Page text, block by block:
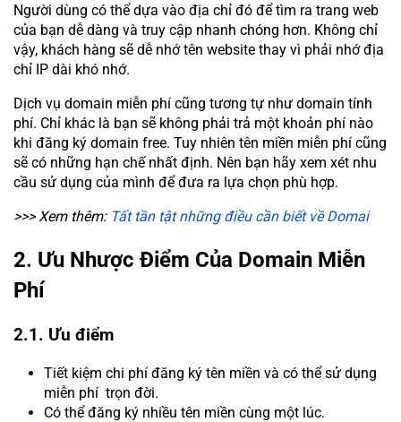
Người dùng có thể dựa vào địa chỉ đó để tìm ra trang web
của bạn dễ dàng và truy cập nhanh chóng hơn. Không chỉ
vậy, khách hàng sẽ dễ nhớ tên website thay vì phải nhớ địa
chỉ IP dài khó nhớ.
Dịch vụ domain miễn phí cũng tương tự như domain tính
phí. Chỉ khác là bạn sẽ không phải trả một khoản phí nào
khi đăng ký domain free. Tuy nhiên tên miền miễn phí cũng
sẽ có những hạn chế nhất định. Nên bạn hãy xem xét nhu
cầu sử dụng của mình để đưa ra lựa chọn phù hợp.
>>> Xem thêm: Tất tần tật những điều cần biết về Domai
2. Ưu Nhược Điểm Của Domain Miễn
Phí
2.1. Ưu điểm
Tiết kiệm chi phí đăng ký tên miền và có thể sử dụng
miễn phí trọn đời.
Có thể đăng ký nhiều tên miền cùng một lúc.